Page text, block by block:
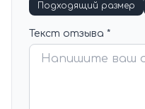
Подходящий размер
Текст отзыва *